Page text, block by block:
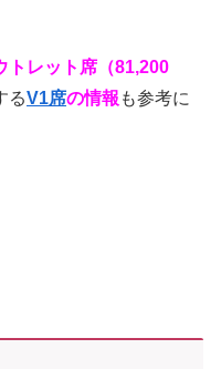
トレット席（81,200
るV1席の情報 も参考に